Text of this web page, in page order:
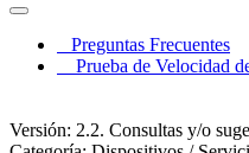
Preguntas Frecuentes
Prueba de Velocidad
Versión: 2.2. Consultas y/o